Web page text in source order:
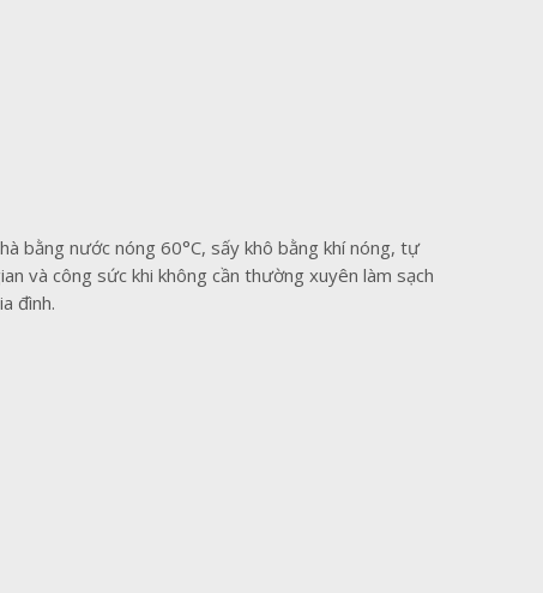
bằng nước nóng 60°C, sấy khô bằng khí nóng, tự
và công sức khi không cần thường xuyên làm sạch
đình.